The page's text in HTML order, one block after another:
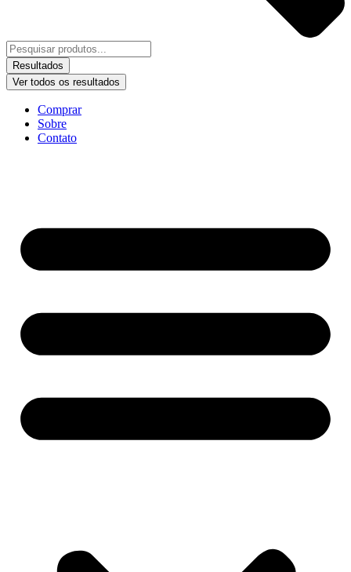
Resultados
Ver todos os resultados
Comprar
Sobre
Contato